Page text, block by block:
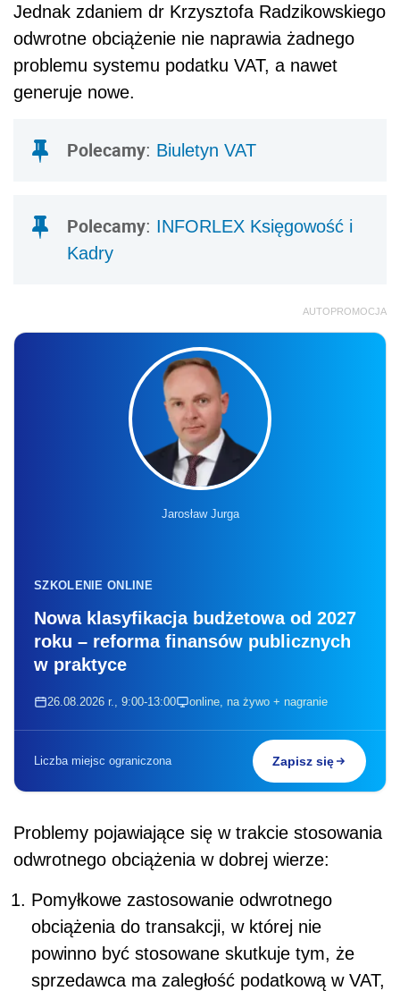
Jednak zdaniem dr Krzysztofa Radzikowskiego
odwrotne obciążenie nie naprawia żadnego
problemu systemu podatku VAT, a nawet
generuje nowe.
Polecamy: Biuletyn VAT
Polecamy: INFORLEX Księgowość i
Kadry
AUTOPROMOCJA
Jarosław Jurga
SZKOLENIE ONLINE
Nowa klasyfikacja budżetowa od 2027
roku – reforma finansów publicznych
w praktyce
26.08.2026 r., 9:00-13:00 online, na żywo + nagranie
Liczba miejsc ograniczona Zapisz się
Problemy pojawiające się w trakcie stosowania
odwrotnego obciążenia w dobrej wierze:
Pomyłkowe zastosowanie odwrotnego
obciążenia do transakcji, w której nie
powinno być stosowane skutkuje tym, że
sprzedawca ma zaległość podatkową w VAT,